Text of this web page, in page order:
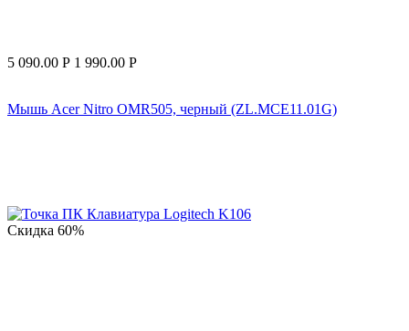
5 090.00 Р 1 990.00 Р
Мышь Acer Nitro OMR505, черный (ZL.MCE11.01G)
Скидка 60%